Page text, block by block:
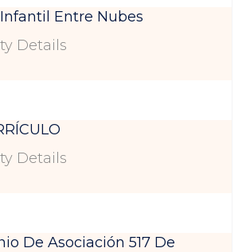
Entre Nubes
Details
Details
De Asociación 517 De